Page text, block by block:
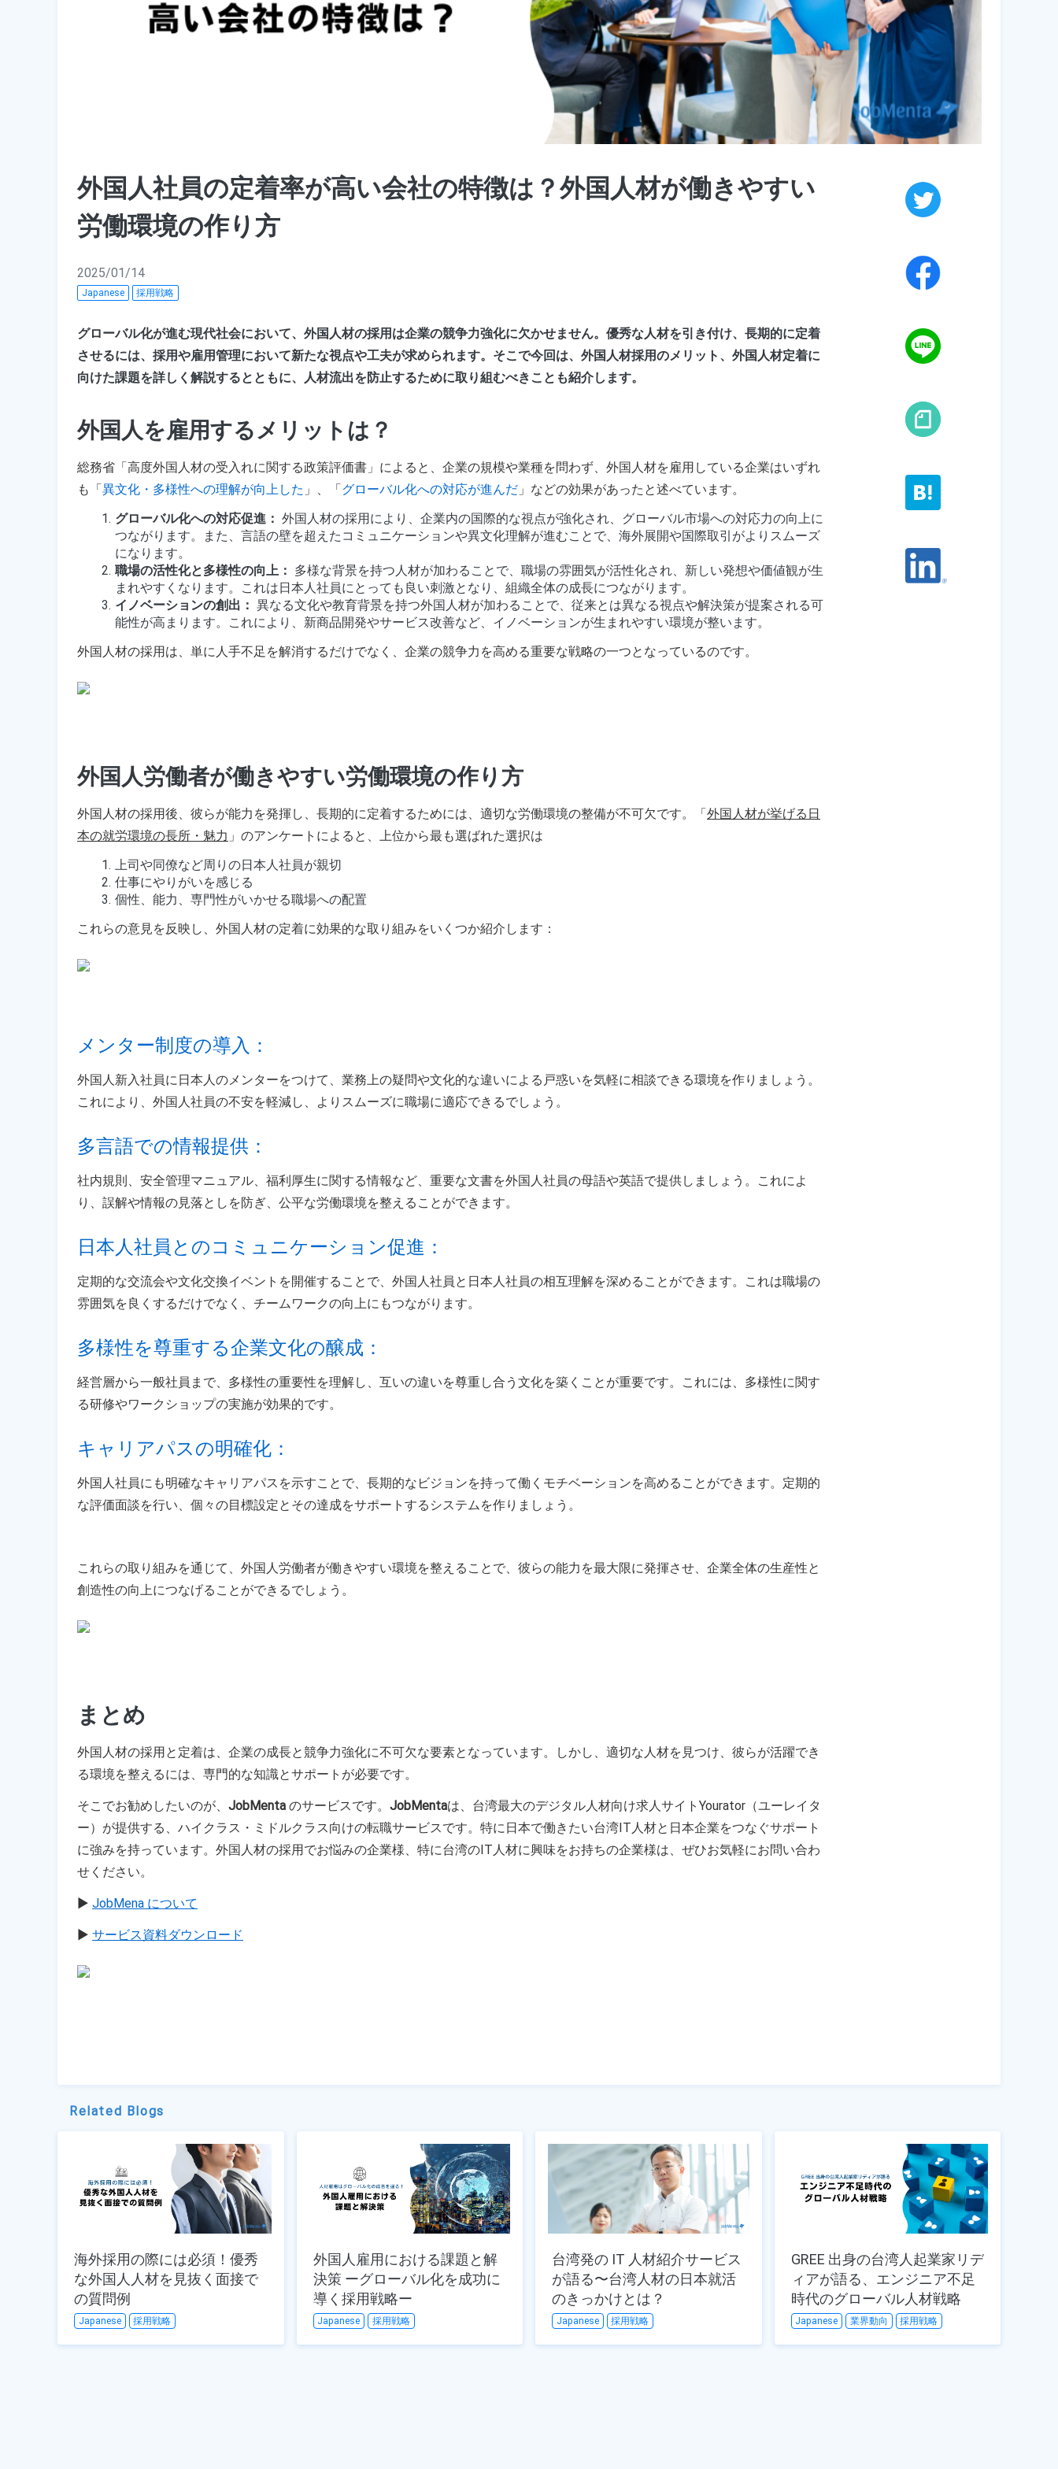
外国人社員の定着率が高い会社の特徴は？外国人材が働きやすい
労働環境の作り方
2025/01/14
Japanese 採用戦略
グローバル化が進む現代社会において、外国人材の採用は企業の競争力強化に欠かせません。優秀な人材を引き付け、長期的に定着
させるには、採用や雇用管理において新たな視点や工夫が求められます。そこで今回は、外国人材採用のメリット、外国人材定着に
向けた課題を詳しく解説するとともに、人材流出を防止するために取り組むべきことも紹介します。
外国人を雇用するメリットは？
総務省「高度外国人材の受入れに関する政策評価書」によると、企業の規模や業種を問わず、外国人材を雇用している企業はいずれ
も「異文化・多様性への理解が向上した 」、「グローバル化への対応が進んだ 」などの効果があったと述べています。
グローバル化への対応促進： 外国人材の採用により、企業内の国際的な視点が強化され、グローバル市場への対応力の向上に
つながります。また、言語の壁を超えたコミュニケーションや異文化理解が進むことで、海外展開や国際取引がよりスムーズ
になります。
職場の活性化と多様性の向上： 多様な背景を持つ人材が加わることで、職場の雰囲気が活性化され、新しい発想や価値観が生
まれやすくなります。これは日本人社員にとっても良い刺激となり、組織全体の成長につながります。
イノベーションの創出： 異なる文化や教育背景を持つ外国人材が加わることで、従来とは異なる視点や解決策が提案される可
能性が高まります。これにより、新商品開発やサービス改善など、イノベーションが生まれやすい環境が整います。
外国人材の採用は、単に人手不足を解消するだけでなく、企業の競争力を高める重要な戦略の一つとなっているのです。
外国人労働者が働きやすい労働環境の作り方
外国人材の採用後、彼らが能力を発揮し、長期的に定着するためには、適切な労働環境の整備が不可欠です。「外国人材が挙げる日
本の就労環境の長所・魅力 」のアンケートによると、上位から最も選ばれた選択は
上司や同僚など周りの日本人社員が親切
仕事にやりがいを感じる
個性、能力、専門性がいかせる職場への配置
これらの意見を反映し、外国人材の定着に効果的な取り組みをいくつか紹介します：
メンター制度の導入：
外国人新入社員に日本人のメンターをつけて、業務上の疑問や文化的な違いによる戸惑いを気軽に相談できる環境を作りましょう。
これにより、外国人社員の不安を軽減し、よりスムーズに職場に適応できるでしょう。
多言語での情報提供：
社内規則、安全管理マニュアル、福利厚生に関する情報など、重要な文書を外国人社員の母語や英語で提供しましょう。これによ
り、誤解や情報の見落としを防ぎ、公平な労働環境を整えることができます。
日本人社員とのコミュニケーション促進：
定期的な交流会や文化交換イベントを開催することで、外国人社員と日本人社員の相互理解を深めることができます。これは職場の
雰囲気を良くするだけでなく、チームワークの向上にもつながります。
多様性を尊重する企業文化の醸成：
経営層から一般社員まで、多様性の重要性を理解し、互いの違いを尊重し合う文化を築くことが重要です。これには、多様性に関す
る研修やワークショップの実施が効果的です。
キャリアパスの明確化：
外国人社員にも明確なキャリアパスを示すことで、長期的なビジョンを持って働くモチベーションを高めることができます。定期的
な評価面談を行い、個々の目標設定とその達成をサポートするシステムを作りましょう。
これらの取り組みを通じて、外国人労働者が働きやすい環境を整えることで、彼らの能力を最大限に発揮させ、企業全体の生産性と
創造性の向上につなげることができるでしょう。
まとめ
外国人材の採用と定着は、企業の成長と競争力強化に不可欠な要素となっています。しかし、適切な人材を見つけ、彼らが活躍でき
る環境を整えるには、専門的な知識とサポートが必要です。
そこでお勧めしたいのが、 JobMenta のサービスです。 JobMentaは、台湾最大のデジタル人材向け求人サイトYourator（ユーレイタ
ー）が提供する、ハイクラス・ミドルクラス向けの転職サービスです。特に日本で働きたい台湾IT人材と日本企業をつなぐサポート
に強みを持っています。外国人材の採用でお悩みの企業様、特に台湾のIT人材に興味をお持ちの企業様は、ぜひお気軽にお問い合わ
せください。
▶︎ JobMena について
▶︎ サービス資料ダウンロード
Related Blogs
海外採用の際には必須！優秀
な外国人人材を見抜く面接で
の質問例
Japanese 採用戦略
外国人雇用における課題と解
決策 ーグローバル化を成功に
導く採用戦略ー
Japanese 採用戦略
台湾発の IT 人材紹介サービス
が語る〜台湾人材の日本就活
のきっかけとは？
Japanese 採用戦略
GREE 出身の台湾人起業家リデ
ィアが語る、エンジニア不足
時代のグローバル人材戦略
Japanese 業界動向 採用戦略